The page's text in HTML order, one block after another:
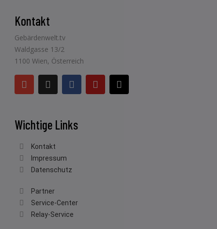
Kontakt
Gebärdenwelt.tv
Waldgasse 13/2
1100 Wien, Österreich
Wichtige Links
Kontakt
Impressum
Datenschutz
Partner
Service-Center
Relay-Service